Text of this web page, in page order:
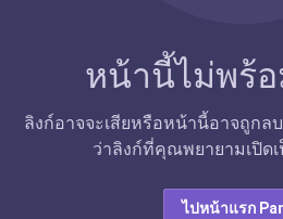
หน้านี้ไม่พร้
ลิงก์อาจจะเสียหรือหน้านี้อาจถูกล
ว่าลิงก์ที่คุณพยายามเปิด
ไปหน้าแรก